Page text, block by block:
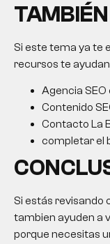
Si este tema ya te
recursos te
Agencia SEO
Contenido
Contacto La
completar el
Si estás revisando
tambien ayuden a
porque necesitas